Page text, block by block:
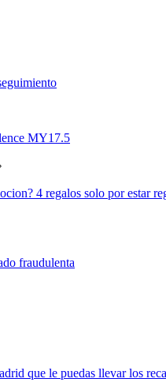
MY17.5
4 regalos solo por estar
fraudulenta
que le puedas llevar los